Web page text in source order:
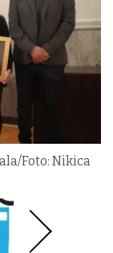
Foto: Nikica